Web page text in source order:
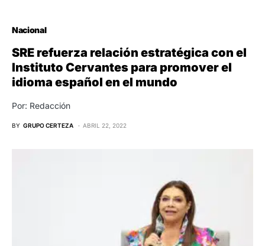
Nacional
SRE refuerza relación estratégica con el
Instituto Cervantes para promover el
idioma español en el mundo
Por: Redacción
BY GRUPO CERTEZA ABRIL 22, 2022